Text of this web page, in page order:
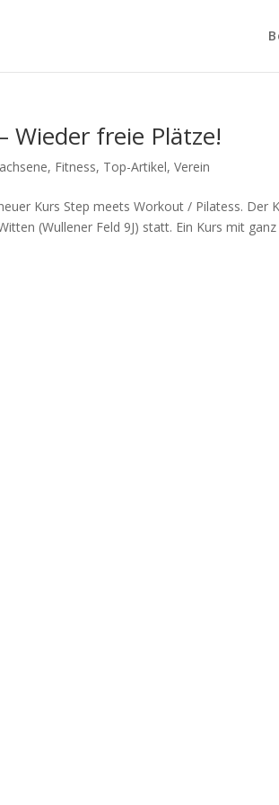
Wieder freie Plätze!
, Fitness, Top-Artikel,Verein
Kurs Step meets Workout / Pilatess. Der
(Wullener Feld 9J) statt. Ein Kurs mit